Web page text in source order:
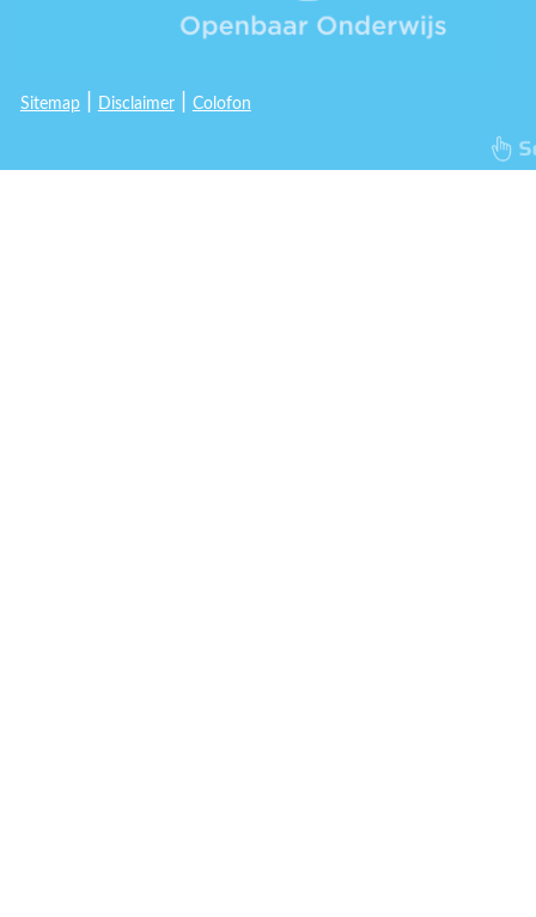
Sitemap| Disclaimer| Colofon